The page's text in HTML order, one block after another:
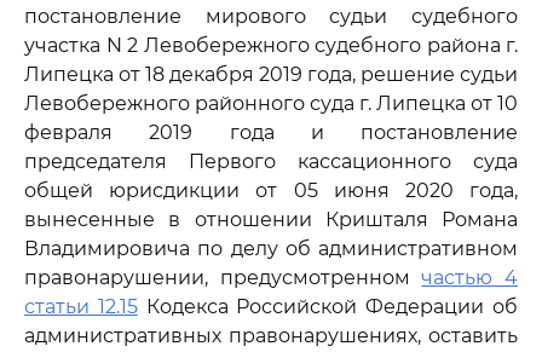
постановление мирового судьи судебного
участка N 2 Левобережного судебного района г.
Липецка от 18 декабря 2019 года, решение судьи
Левобережного районного суда г. Липецка от 10
февраля 2019 года и постановление
председателя Первого кассационного суда
общей юрисдикции от 05 июня 2020 года,
вынесенные в отношении Кришталя Романа
Владимировича по делу об административном
правонарушении, предусмотренномчастью 4
статьи 12.15Кодекса Российской Федерации об
административных правонарушениях, оставить